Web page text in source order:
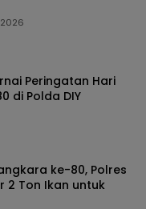
Peringatan Hari
di Polda DIY
ke-80, Polres
2 Ton Ikan untuk